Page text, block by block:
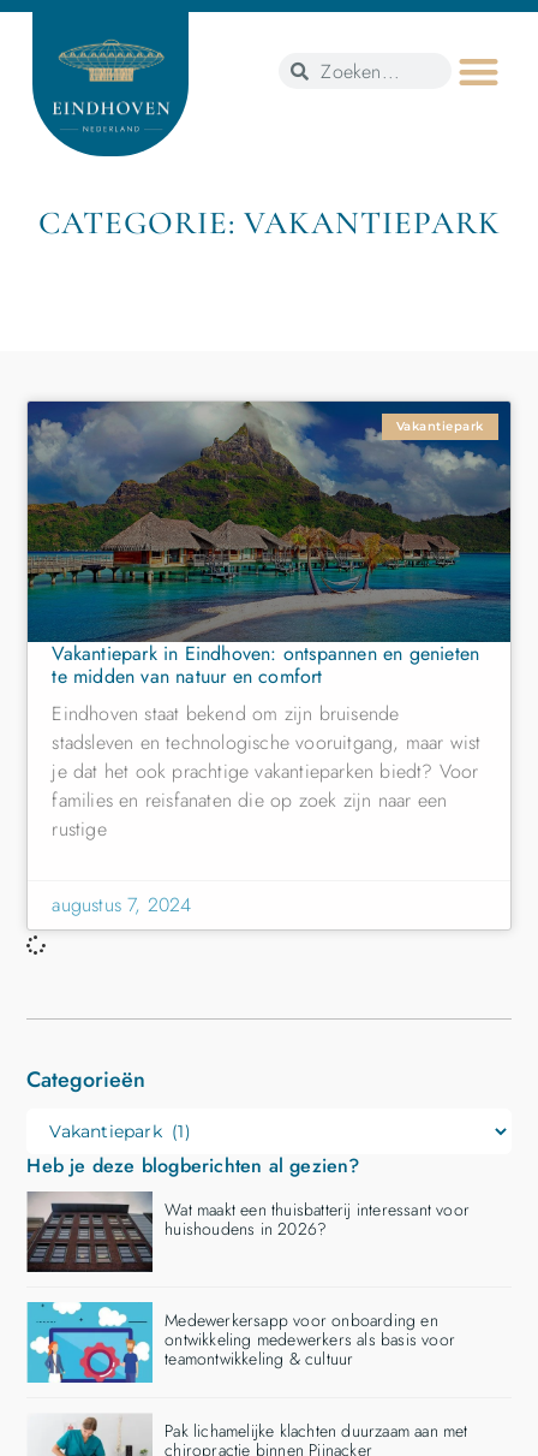
CATEGORIE: VAKANTIEPARK
Categorieën
Heb je deze blogberichten al gezien?
Wat maakt een thuisbatterij interessant voor
huishoudens in 2026?
Medewerkersapp voor onboarding en
ontwikkeling medewerkers als basis voor
teamontwikkeling & cultuur
Pak lichamelijke klachten duurzaam aan met
chiropractie binnen Pijnacker
Vakantiepark
Vakantiepark in Eindhoven: ontspannen en genieten
te midden van natuur en comfort
Eindhoven staat bekend om zijn bruisende
stadsleven en technologische vooruitgang, maar wist
je dat het ook prachtige vakantieparken biedt? Voor
families en reisfanaten die op zoek zijn naar een
rustige
augustus 7, 2024